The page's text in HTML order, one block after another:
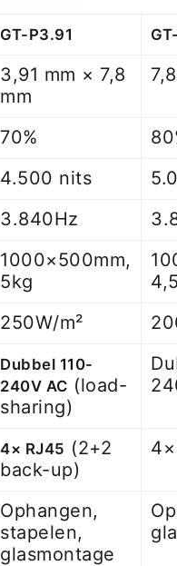
GT-P3.91
3,91 mm × 7,8
mm
70%
4.500 nits
3.840Hz
1000×500mm,
5kg
250W/m²
Dubbel 110-
240V AC (load-
sharing)
4× RJ45 (2+2
back-up)
Ophangen,
stapelen,
glasmontage